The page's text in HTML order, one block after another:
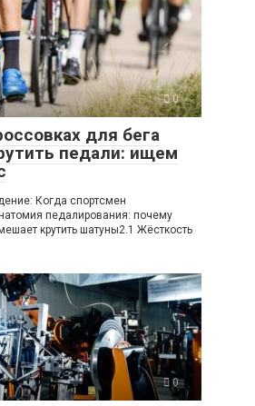
0
для бега
педали: ищем
Когда спортсмен
педалирования: почему
крутить шатуны2.1 Жёсткость
0